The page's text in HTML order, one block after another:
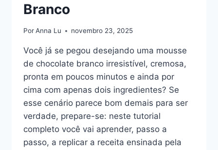
Branco
PorAnna Lu novembro 23, 2025
Você já se pegou desejando uma mousse
de chocolate branco irresistível, cremosa,
pronta em poucos minutos e ainda por
cima com apenas dois ingredientes? Se
esse cenário parece bom demais para ser
verdade, prepare-se: neste tutorial
completo você vai aprender, passo a
passo, a replicar a receita ensinada pela